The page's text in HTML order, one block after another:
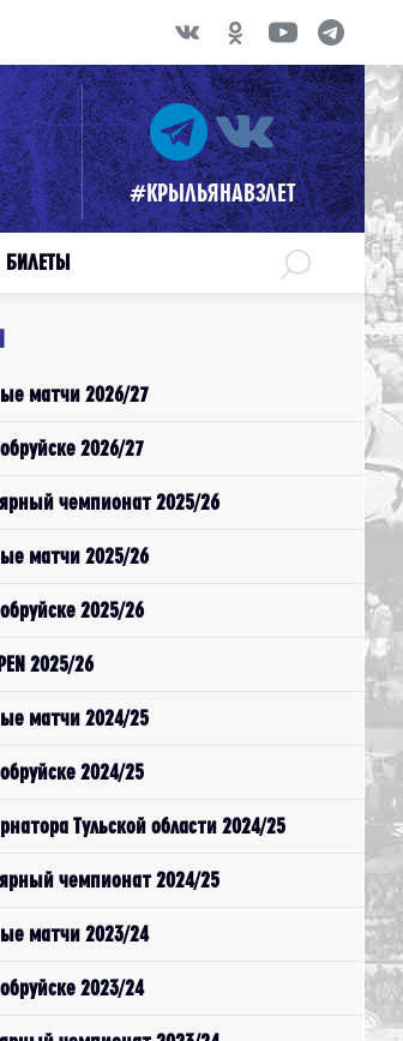
#КРЫЛЬЯНАВЗЛЕТ
БИЛЕТЫ
матчи 2026/27
2026/27
чемпионат 2025/26
матчи 2025/26
2025/26
2025/26
матчи 2024/25
2024/25
Тульской области 2024/25
чемпионат 2024/25
матчи 2023/24
2023/24